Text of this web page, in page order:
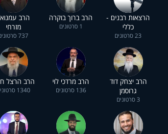
הרצאות רבנים -
כללי
23 סרטונים
הרב ברוך בוקרה
1 סרטונים
הרב
מזרחי
737 סרטונים
הרב יצחק דוד
גרוסמן
3 סרטונים
הרב מרדכי לוי
136 סרטונים
הרב הרצל
1340 סרטונים